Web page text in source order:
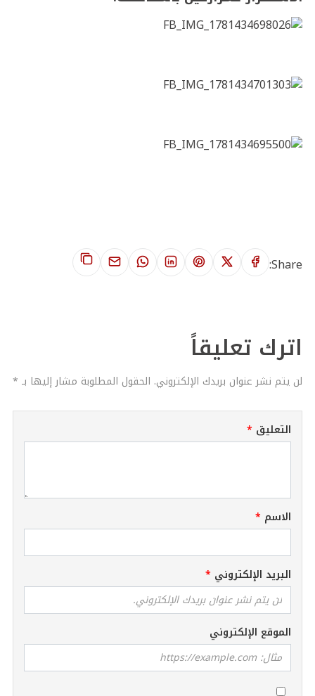
Share:
اترك تعليقاً
لن يتم نشر عنوان بريدك الإلكتروني. الحقول المطلوبة مشار إليها بـ *
التعليق
الاسم
البريد الإلكتروني
الموقع الإلكتروني